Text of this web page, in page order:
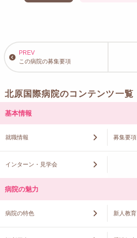
この病院の募集要項
北原国際病院のコンテンツ一覧
基本情報
就職情報 募集要項
インターン・見学会
病院の魅力
病院の特色 新人教育